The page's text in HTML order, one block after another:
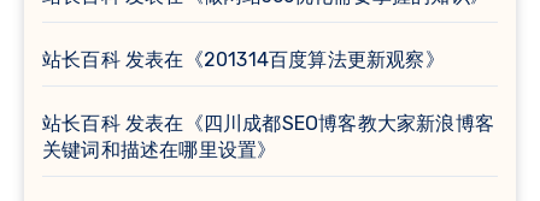
站长百科发表在《201314百度算法更新观察》
站长百科发表在《 四川成都SEO博客教大家新浪博客
关键词和描述在哪里设置》